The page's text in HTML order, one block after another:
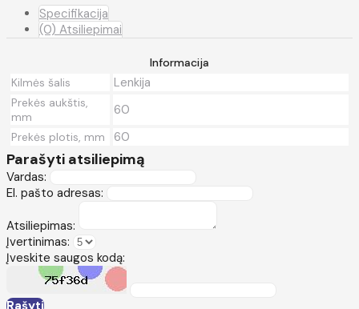
Specifikacija
(0) Atsiliepimai
Informacija
Kilmės šalis
Lenkija
Prekės aukštis,
mm
60
Prekės plotis, mm 60
Parašyti atsiliepimą
Vardas:
El. pašto adresas:
Atsiliepimas:
Įvertinimas:
Įveskite saugos kodą:
Rašyti